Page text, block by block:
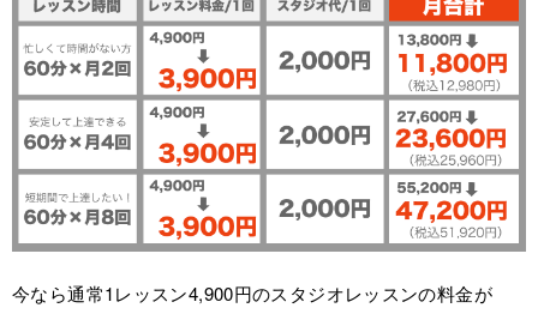
今なら通常1レッスン4,900円のスタジオレッスンの料金が